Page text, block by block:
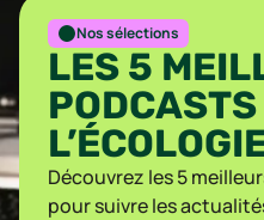
Nos sélections
LES 5
Découvrez les 5
pour suivre les